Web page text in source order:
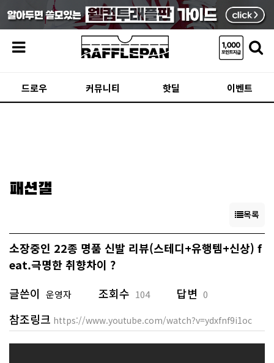
드로우 커뮤니티 핫딜 이벤트
패션갤
목록
소장중인 22종 명품 신발 리뷰(스테디+유행템+신상) f
eat.극명한 취향차이 ?
글쓴이 운영자 조회수 104 답변 0
참조링크 https://www.youtube.com/watch?v=ydxfnf9i1oc